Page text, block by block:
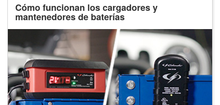
Cómo funcionan los cargadores y
mantenedores de baterías